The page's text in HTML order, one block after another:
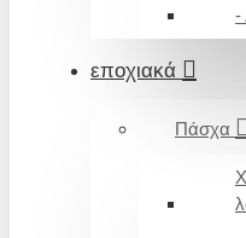
-
εποχιακά
Πάσχα